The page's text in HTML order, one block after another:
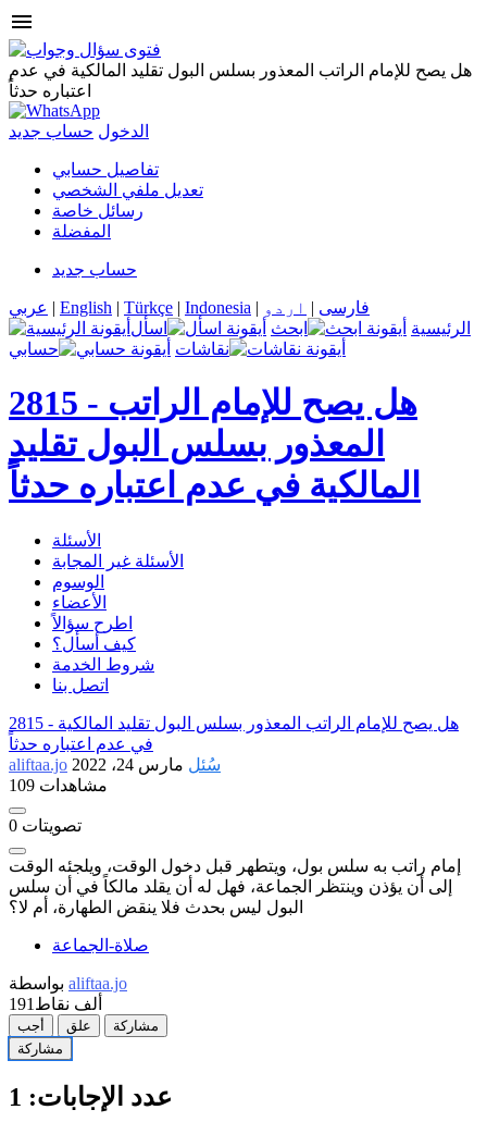
menu
هل يصح للإمام الراتب المعذور بسلس البول تقليد المالكية في عدم
اعتباره حدثاً
الدخول حساب جديد
تفاصيل حسابي
تعديل ملفي الشخصي
رسائل خاصة
المفضلة
حساب جديد
عربي | English | Türkçe | Indonesia | فارسی | اردو
الرئيسية
ابحث
اسأل
نقاشات
حسابي
2815 - هل يصح للإمام الراتب
المعذور بسلس البول تقليد
المالكية في عدم اعتباره حدثاً
الأسئلة
الأسئلة غير المجابة
الوسوم
الأعضاء
اطرح سؤالاً
كيف أسأل؟
شروط الخدمة
اتصل بنا
2815 - هل يصح للإمام الراتب المعذور بسلس البول تقليد المالكية
في عدم اعتباره حدثاً
aliftaa.jo
سُئل مارس 24، 2022
109 مشاهدات
0 تصويتات
إمام راتب به سلس بول، ويتطهر قبل دخول الوقت، ويلجئه الوقت
إلى أن يؤذن وينتظر الجماعة، فهل له أن يقلد مالكاً في أن سلس
البول ليس بحدث فلا ينقض الطهارة، أم لا؟
صلاة-الجماعة
aliftaa.jo
191ألف نقاط
أجب علق
مشاركة
مشاركة
عدد الإجابات: 1